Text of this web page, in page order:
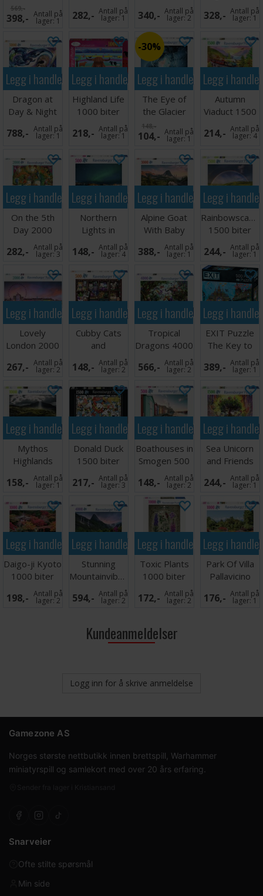
Puslespill
569,-
398,- Antall på
lager:1
biter
282,- Antall på
lager:1
3000 biter
340,- Antall på
lager:2
2000 biter
328,- Antall på
lager:1
Legg i handlekurven
Dragon at
Day & Night
5000 biter
788,- Antall på
lager:1
Legg i handlekurven
Highland Life
1000 biter
Puslespill
218,- Antall på
lager:1
Legg i handlekurven
30%
The Eye of
the Glacier
500 biter
148,-
104,- Antall på
lager:1
Legg i
Autumn
Viaduct 1500
biter
Puslespill
214,- Antall på
lager:4
Legg i handlekurven
On the 5th
Day 2000
biter
Puslespill
282,- Antall på
lager:3
Legg i handlekurven
Northern
Lights in
Tromsø 500
biter
148,- Antall på
lager:4
Legg i handlekurven
Alpine Goat
With Baby
3000 biter
388,- Antall på
lager:1
Legg i
Rainbowscape
1500 biter
Puslespill
244,- Antall på
lager:1
Legg i handlekurven
Lovely
London 2000
biter
Puslespill
267,- Antall på
lager:2
Legg i handlekurven
Cubby Cats
and
Succulents
500 biter
148,- Antall på
lager:2
Legg i handlekurven
Tropical
Dragons 4000
biter
Puslespill
566,- Antall på
lager:2
Legg i
EXIT Puzzle
The Key to
Atlantis
389,- Antall på
lager:1
Legg i handlekurven
Mythos
Highlands
1000 biter
Puslespill
158,- Antall på
lager:1
Legg i handlekurven
Donald Duck
1500 biter
Puslespill
217,- Antall på
lager:3
Legg i handlekurven
Boathouses in
Smogen 500
biter
148,- Antall på
lager:2
Legg i
Sea Unicorn
and Friends
1500 biter
244,- Antall på
lager:1
Legg i handlekurven
Daigo-ji Kyoto
1000 biter
Puslespill
198,- Antall på
lager:2
Legg i handlekurven
Stunning
Mountainvibes
4000 biter
594,- Antall på
lager:2
Legg i handlekurven
Toxic Plants
1000 biter
Puslespill
172,- Antall på
lager:2
Legg i
Park Of Villa
Pallavicino
1000 biter
176,- Antall på
lager:1
Kundeanmeldelser
Logg inn for å skrive anmeldelse
Gamezone AS
Norges største nettbutikk innen brettspill, Warhammer
miniatyrspill og samlekort med over 20 års erfaring.
Snarveier
Ofte stilte spørsmål
Min side